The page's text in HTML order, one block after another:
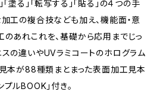
塗る」「転写する」「貼る」の４つの手
工の複合技なども加え、機能面・意
あれこれを、基礎から応用までじっ
の違いやUVラミコートのホログラム
本が88種類まとまった表面加工見本
ルBOOK」付き。